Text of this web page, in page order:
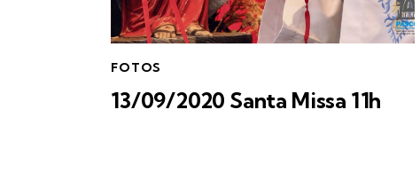
FOTOS
13/09/2020 Santa Missa 11h